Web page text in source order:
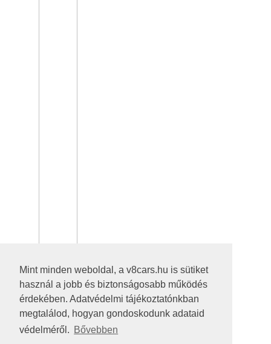
Mint minden weboldal, a v8cars.hu is sütiket
használ a jobb és biztonságosabb működés
érdekében. Adatvédelmi tájékoztatónkban
megtalálod, hogyan gondoskodunk adataid
védelméről. Bővebben